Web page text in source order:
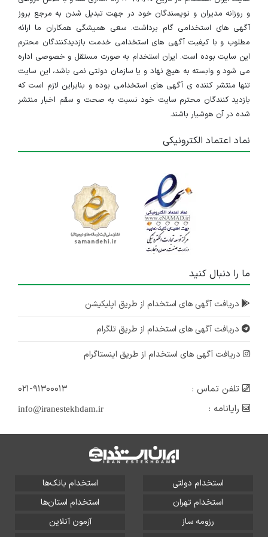
و روزانه مدیران و نویسندگان خود در جهت تبدیل شدن به مرجع بروز
آگهی های استخدامی گام برداشت. سعی همیشگی همکاران ما ارائه
مطلوب و با کیفیت آگهی های استخدامی خدمت بازدیدکنندگان محترم
این سایت بوده است. ایران استخدام به صورت مستقل و خصوصی اداره
می شود و وابسته به هیچ نهاد و یا سازمان دولتی نمی باشد، این سایت
تنها منتشر کننده ی آگهی های استخدامی بوده و بنابراین لازم است که
بازدید کنندگان محترم سایت خود نسبت به صحت و سقم اخبار منتشر
شده در آن هوشیار باشند.
نماد اعتماد الکترونیکی
ما را دنبال کنید
دریافت آگهی های استخدام از طریق اپلیکیشن
دریافت آگهی های استخدام از طریق تلگرام
دریافت آگهی های استخدام از طریق اینستاگرام
تلفن تماس :
۰۲۱-۹۱۳۰۰۰۱۳
رایانامه :
info@iranestekhdam.ir
استخدام دولتی
استخدام بانک‌ها
استخدام تهران
استخدام استان‌ها
رزومه ساز
آزمون آنلاین